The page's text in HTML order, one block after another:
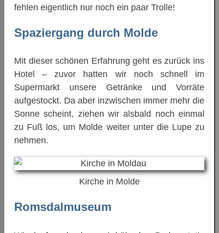
fehlen eigentlich nur noch ein paar Trolle!
Spaziergang durch Molde
Mit dieser schönen Erfahrung geht es zurück ins
Hotel – zuvor hatten wir noch schnell im
Supermarkt unsere Getränke und Vorräte
aufgestockt. Da aber inzwischen immer mehr die
Sonne scheint, ziehen wir alsbald noch einmal
zu Fuß los, um Molde weiter unter die Lupe zu
nehmen.
Kirche in Molde
Romsdalmuseum